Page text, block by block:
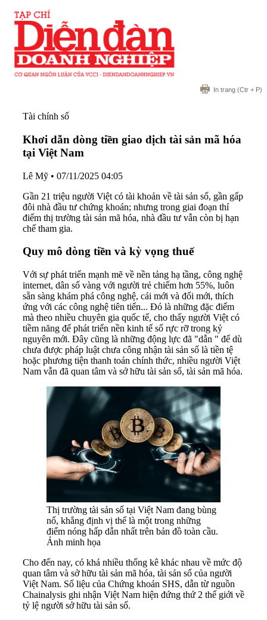
In trang (Ctr + P)
Tài chính số
Khơi dẫn dòng tiền giao dịch tài sản mã hóa
tại Việt Nam
Lê Mỹ • 07/11/2025 04:05
Gần 21 triệu người Việt có tài khoản về tài sản số, gần gấp
đôi nhà đầu tư chứng khoán; nhưng trong giai đoạn thí
điểm thị trường tài sản mã hóa, nhà đầu tư vẫn còn bị hạn
chế tham gia.
Quy mô dòng tiền và kỳ vọng thuế
Với sự phát triển mạnh mẽ về nền tảng hạ tầng, công nghệ
internet, dân số vàng với người trẻ chiếm hơn 55%, luôn
sẵn sàng khám phá công nghệ, cái mới và đổi mới, thích
ứng với các công nghệ tiên tiến... Đó là những đặc điểm
mà theo nhiều chuyên gia quốc tế, cho thấy người Việt có
tiềm năng để phát triển nền kinh tế số rực rỡ trong kỷ
nguyên mới. Đây cũng là những động lực đã "dẫn " để dù
chưa được pháp luật chưa công nhận tài sản số là tiền tệ
hoặc phương tiện thanh toán chính thức, nhiều người Việt
Nam vẫn đã quan tâm và sở hữu tài sản số, tài sản mã hóa.
Thị trường tài sản số tại Việt Nam đang bùng
nổ, khẳng định vị thế là một trong những
điểm nóng hấp dẫn nhất trên bản đồ toàn cầu.
Ảnh minh họa
Cho đến nay, có khá nhiều thống kê khác nhau về mức độ
quan tâm và sở hữu tài sản mã hóa, tài sản số của người
Việt Nam. Số liệu của Chứng khoán SHS, dẫn từ nguồn
Chainalysis ghi nhận Việt Nam hiện đứng thứ 2 thế giới về
tỷ lệ người sở hữu tài sản số.